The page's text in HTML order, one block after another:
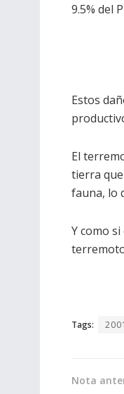
9.5% del
Estos
El
tierra
fauna, lo
Y como
Tags: 2001
Nota